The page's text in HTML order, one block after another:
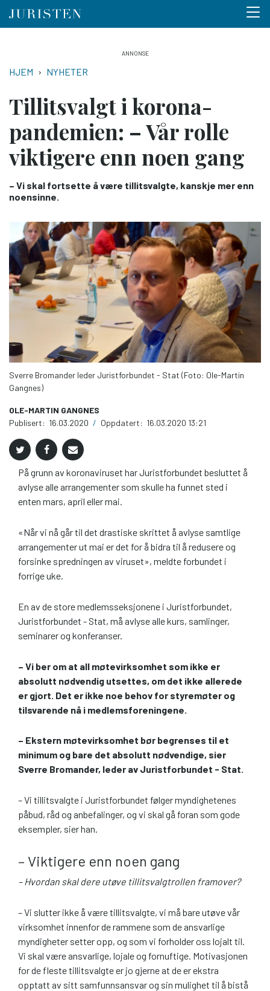
hovedinnhold
Menu
NAVIGASJONSSTI
HJEM NYHETER
Tillits­valgt i korona­
pandemien: – Vår rolle
viktigere enn noen gang
– Vi skal fortsette å være tillitsvalgte, kanskje mer enn
noensinne.
Sverre Bromander leder Juristforbundet - Stat (Foto: Ole-Martin
Gangnes)
OLE-MARTIN GANGNES
Publisert: 16.03.2020 / Oppdatert: 16.03.2020 13:21
På grunn av koronaviruset har Juristforbundet besluttet å
avlyse alle arrangementer som skulle ha funnet sted i
enten mars, april eller mai.
«Når vi nå går til det drastiske skrittet å avlyse samtlige
arrangementer ut mai er det for å bidra til å redusere og
forsinke spredningen av viruset», meldte forbundet i
forrige uke.
En av de store medlemsseksjonene i Juristforbundet,
Juristforbundet - Stat, må avlyse alle kurs, samlinger,
seminarer og konferanser.
– Vi ber om at all møtevirksomhet som ikke er
absolutt nødvendig utsettes, om det ikke allerede
er gjort. Det er ikke noe behov for styremøter og
tilsvarende nå i medlemsforeningene.
– Ekstern møtevirksomhet bør begrenses til et
minimum og bare det absolutt nødvendige, sier
Sverre Bromander, leder av Juristforbundet - Stat.
– Vi tillitsvalgte i Juristforbundet følger myndighetenes
påbud, råd og anbefalinger, og vi skal gå foran som gode
eksempler, sier han.
– Viktigere enn noen gang
– Hvordan skal dere utøve tillitsvalgtrollen framover?
– Vi slutter ikke å være tillitsvalgte, vi må bare utøve vår
virksomhet innenfor de rammene som de ansvarlige
myndigheter setter opp, og som vi forholder oss lojalt til.
Vi skal være ansvarlige, lojale og fornuftige. Motivasjonen
for de fleste tillitsvalgte er jo gjerne at de er ekstra
opptatt av sitt samfunnsansvar og sin mulighet til å bistå